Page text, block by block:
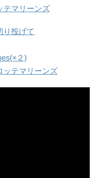
マリーンズ
投げて
２)
テマリーンズ